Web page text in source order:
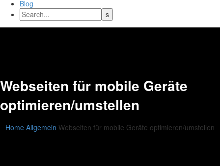
Blog
Webseiten für mobile Geräte
optimieren/umstellen
Home Allgemein Webseiten für mobile Geräte optimieren/umstellen